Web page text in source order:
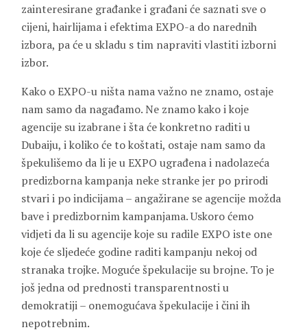
zainteresirane građanke i građani će saznati sve o
cijeni, hairlijama i efektima EXPO-a do narednih
izbora, pa će u skladu s tim napraviti vlastiti izborni
izbor.
Kako o EXPO-u ništa nama važno ne znamo, ostaje
nam samo da nagađamo. Ne znamo kako i koje
agencije su izabrane i šta će konkretno raditi u
Dubaiju, i koliko će to koštati, ostaje nam samo da
špekulišemo da li je u EXPO ugrađena i nadolazeća
predizborna kampanja neke stranke jer po prirodi
stvari i po indicijama – angažirane se agencije možda
bave i predizbornim kampanjama. Uskoro ćemo
vidjeti da li su agencije koje su radile EXPO iste one
koje će sljedeće godine raditi kampanju nekoj od
stranaka trojke. Moguće špekulacije su brojne. To je
još jedna od prednosti transparentnosti u
demokratiji – onemogućava špekulacije i čini ih
nepotrebnim.